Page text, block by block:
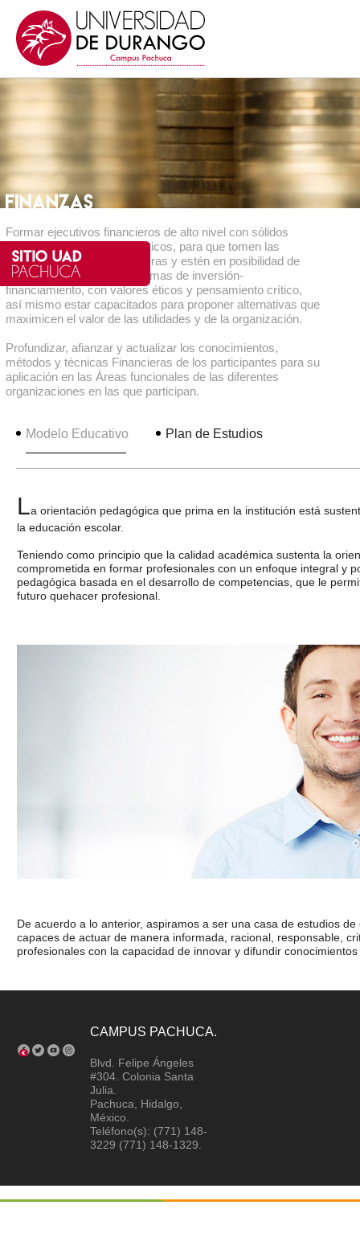
Formar ejecutivos financieros de alto nivel con sólidos
conocimientos teórico-prácticos, para que tomen las
mejores decisiones financieras y estén en posibilidad de
resolver sofisticados problemas de inversión-
financiamiento, con valores éticos y pensamiento crítico,
así mismo estar capacitados para proponer alternativas que
maximicen el valor de las utilidades y de la organización.
Profundizar, afianzar y actualizar los conocimientos,
métodos y técnicas Financieras de los participantes para su
aplicación en las Áreas funcionales de las diferentes
organizaciones en las que participan.
La orientación pedagógica que prima en la institución está
la educación escolar.
Teniendo como principio que la calidad académica sustenta la
comprometida en formar profesionales con un enfoque integral y
pedagógica basada en el desarrollo de competencias, que le
futuro quehacer profesional.
De acuerdo a lo anterior, aspiramos a ser una casa de estudios
capaces de actuar de manera informada, racional, responsable,
profesionales con la capacidad de innovar y difundir
Modelo Educativo Plan de Estudios
CAMPUS PACHUCA.
Blvd. Felipe Ángeles
#304. Colonia Santa
Julia.
Pachuca, Hidalgo,
México.
Teléfono(s): (771) 148-
3229 (771) 148-1329.